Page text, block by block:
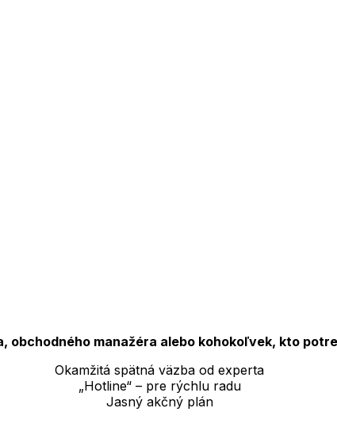
obchodného manažéra alebo kohokoľvek, kto
Okamžitá spätná väzba od experta
„Hotline“ – pre rýchlu radu
Jasný akčný plán